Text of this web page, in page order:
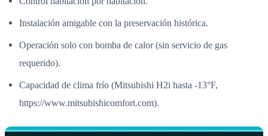
Instalación amigable con la preservación histórica.
Operación solo con bomba de calor (sin servicio de gas
requerido).
Capacidad de clima frío (Mitsubishi H2i hasta -13°F,
https://www.mitsubishicomfort.com).